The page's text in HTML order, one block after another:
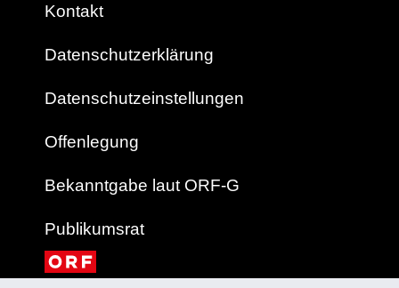
Kontakt
Datenschutzerklärung
Datenschutzeinstellungen
Offenlegung
Bekanntgabe laut ORF-G
Publikumsrat